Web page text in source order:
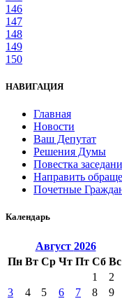
146
147
148
149
150
НАВИГАЦИЯ
Главная
Новости
Ваш Депутат
Решения Думы
Повестка
Направить
Почетные
Календарь
Август 2026
Пн Вт Ср Чт Пт Сб Вс
1
2
3
4 5 6 7 8
9